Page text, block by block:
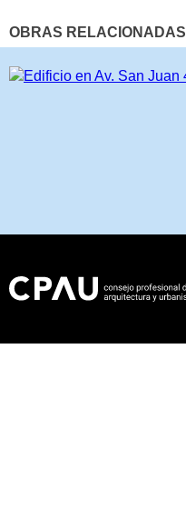
OBRAS RELACIONADAS